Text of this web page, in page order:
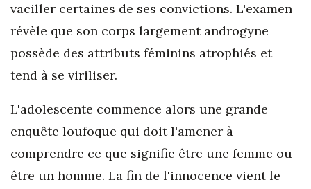
vaciller certaines de ses convictions. L'examen
révèle que son corps largement androgyne
possède des attributs féminins atrophiés et
tend à se viriliser.
L'adolescente commence alors une grande
enquête loufoque qui doit l'amener à
comprendre ce que signifie être une femme ou
être un homme. La fin de l'innocence vient le